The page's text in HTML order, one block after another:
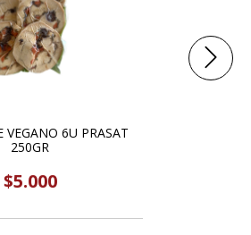
VEGANO 6U PRASAT
250GR
$5.000